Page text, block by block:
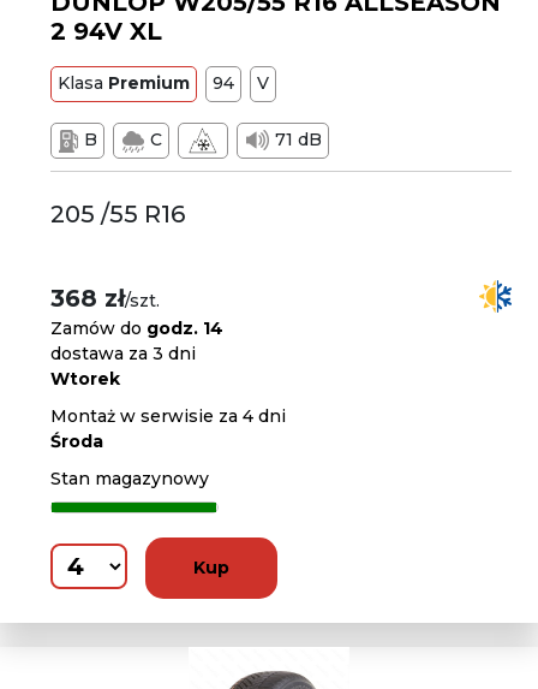
2 94V XL
Klasa Premium 94 V
B C 71 dB
205 /55 R16
368 zł/szt.
Zamów do godz. 14
dostawa za 3 dni
Wtorek
Montaż w serwisie za 4 dni
Środa
Stan magazynowy
Kup